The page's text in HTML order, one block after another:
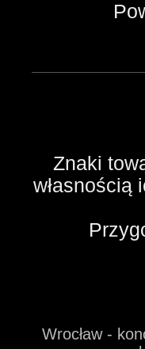
Znaki
własnością
Wrocław -